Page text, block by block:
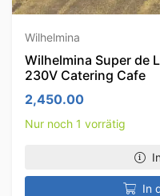
Wilhelmina
Wilhelmina Super de
230V Catering Cafe
2,450.00
Nur noch 1 vorrätig
In